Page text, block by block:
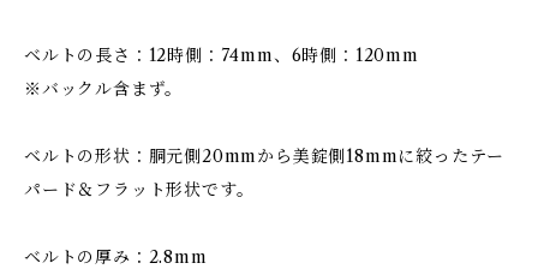
ベルトの長さ：12時側：74mm、6時側：120mm
※バックル含まず。
ベルトの形状：胴元側20mmから美錠側18mmに絞ったテー
パード＆フラット形状です。
ベルトの厚み：2.8mm